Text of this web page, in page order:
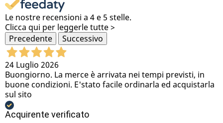
Le nostre recensioni a 4 e 5 stelle.
Clicca qui per leggerle tutte >
Precedente
Successivo
24 Luglio 2026
Buongiorno. La merce è arrivata nei tempi previsti, in
buone condizioni. E'stato facile ordinarla ed acquistarla
sul sito
Acquirente verificato